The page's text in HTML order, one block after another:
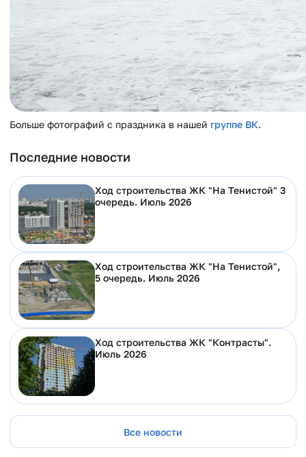
Больше фотографий с праздника в нашей группе ВК.
Последние новости
Ход строительства ЖК "На Тенистой" 3
очередь. Июль 2026
Ход строительства ЖК "На Тенистой",
5 очередь. Июль 2026
Ход строительства ЖК "Контрасты".
Июль 2026
Все новости